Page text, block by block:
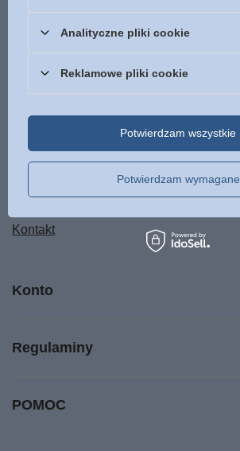
Śledzenie przesyłki
Chcę zareklamować produkt
Chcę odstąpić od umowy
Kontakt
Konto
Regulaminy
POMOC
Analityczne pliki cookie
Reklamowe pliki cookie
Potwierdzam wymagane
Potwierdzam wszystkie